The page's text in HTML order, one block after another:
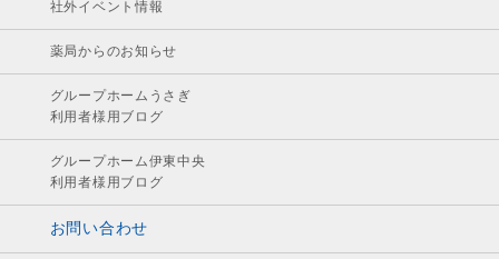
社外イベント情報
薬局からのお知らせ
グループホームうさぎ
利用者様用ブログ
グループホーム伊東中央
利用者様用ブログ
お問い合わせ